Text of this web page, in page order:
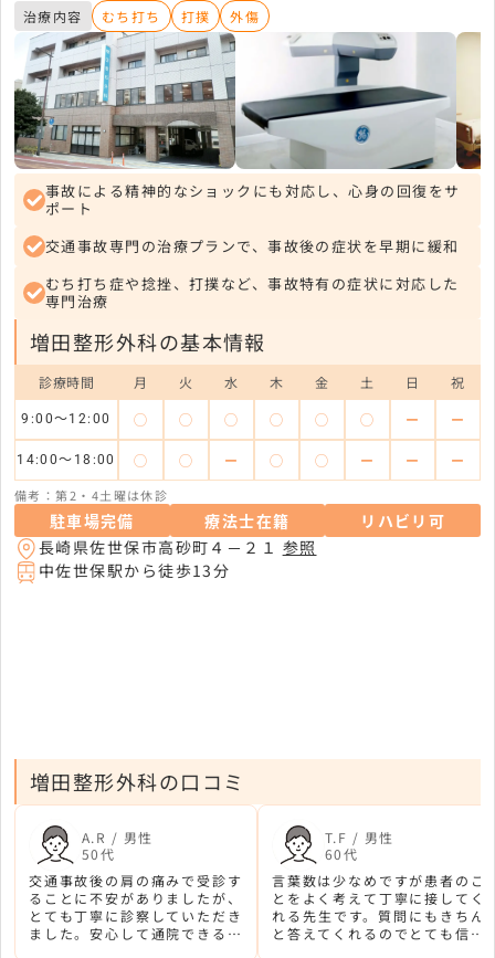
治療内容 むち打ち 打撲 外傷
事故による精神的なショックにも対応し、心身の回復をサ
ポート
交通事故専門の治療プランで、事故後の症状を早期に緩和
むち打ち症や捻挫、打撲など、事故特有の症状に対応した
専門治療
増田整形外科の基本情報
診療時間 月 火 水 木 金 土 日 祝
9:00～12:00 ◯ ◯ ◯ ◯ ◯ ◯ ー ー
14:00～18:00 ◯ ◯ ー ◯ ◯ ー ー ー
備考：第2・4土曜は休診
駐車場完備 療法士在籍
リハビリ可
長崎県佐世保市高砂町４－２１ 参照
中佐世保駅から徒歩13分
増田整形外科の口コミ
A.R / 男性
50代
交通事故後の肩の痛みで受診す
ることに不安がありましたが、
とても丁寧に診察していただき
ました。安心して通院できる整
T.F / 男性
60代
言葉数は少なめですが患者のこ
とをよく考えて丁寧に接してく
れる先生です。質問にもきちん
と答えてくれるのでとても信頼